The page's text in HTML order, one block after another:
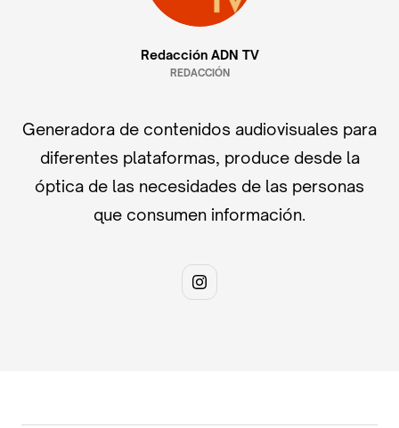
Redacción ADN TV
REDACCIÓN
Generadora de contenidos audiovisuales para
diferentes plataformas, produce desde la
óptica de las necesidades de las personas
que consumen información.